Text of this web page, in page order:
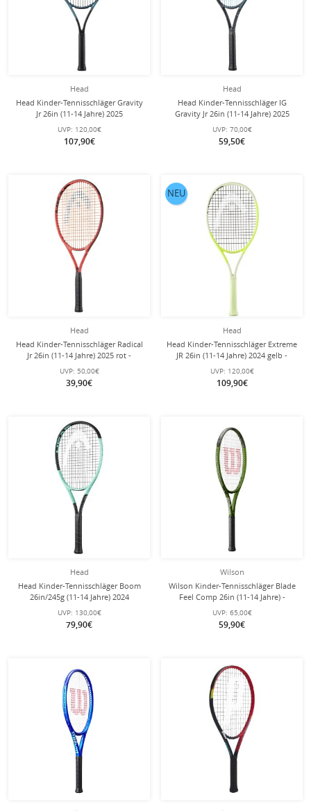
Head
Head Kinder-Tennisschläger Gravity
Jr 26in (11-14 Jahre) 2025
schwarz/blau - besaitet -
UVP: 120,00€
107,90€
Head
Head Kinder-Tennisschläger IG
Gravity Jr 26in (11-14 Jahre) 2025
schwarz/blau - besaitet -
UVP: 70,00€
59,50€
Head
Head Kinder-Tennisschläger Radical
Jr 26in (11-14 Jahre) 2025 rot -
besaitet -
UVP: 50,00€
39,90€
Head
Head Kinder-Tennisschläger Extreme
JR 26in (11-14 Jahre) 2024 gelb -
besaitet -
UVP: 120,00€
109,90€
NEU
Head
Head Kinder-Tennisschläger Boom
26in/245g (11-14 Jahre) 2024
schwarz/türkis - besaitet -
UVP: 130,00€
79,90€
Wilson
Wilson Kinder-Tennisschläger Blade
Feel Comp 26in (11-14 Jahre) -
besaitet -
UVP: 65,00€
59,90€